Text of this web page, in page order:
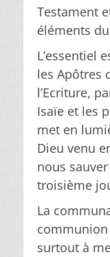
Testament
éléments
L’essentiel
les Apôtres
l’Ecriture,
Isaïe et les
met en
Dieu venu
nous
troisième
La
surtout à